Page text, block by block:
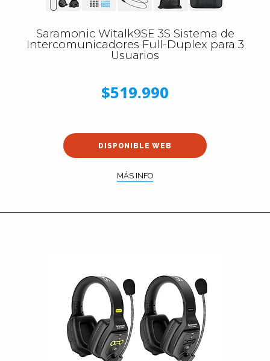
Saramonic Witalk9SE 3S Sistema de
Intercomunicadores Full-Duplex para 3
Usuarios
$519.990
DISPONIBLE WEB
MÁS INFO